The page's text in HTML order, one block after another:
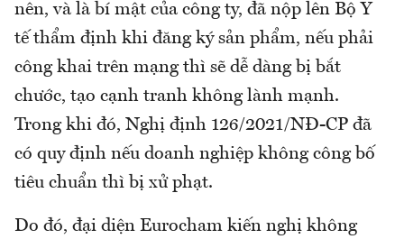
nên, và là bí mật của công ty, đã nộp lên Bộ Y
tế thẩm định khi đăng ký sản phẩm, nếu phải
công khai trên mạng thì sẽ dễ dàng bị bắt
chước, tạo cạnh tranh không lành mạnh.
Trong khi đó, Nghị định 126/2021/NĐ-CP đã
có quy định nếu doanh nghiệp không công bố
tiêu chuẩn thì bị xử phạt.
Do đó, đại diện Eurocham kiến nghị không